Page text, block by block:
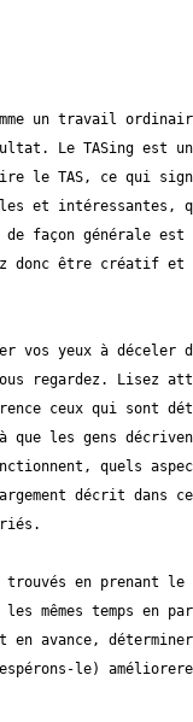
un travail
Le TASing est
le TAS, ce qui
et intéressantes,
façon générale est
donc être créatif
vos yeux à déceler
regardez. Lisez
ceux qui sont
les gens
quels
décrit dans
en prenant le
mêmes temps en
avance,
le)